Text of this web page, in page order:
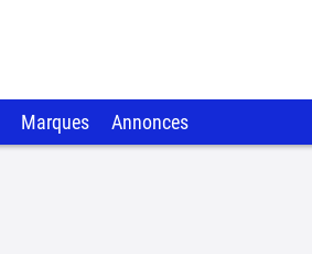
Marques Annonces